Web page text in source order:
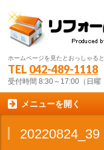
ホームページを見たとおっしゃる
TEL 042-489-1118
受付時間 8:30～17:00（日曜
メニューを開く
20220824_39